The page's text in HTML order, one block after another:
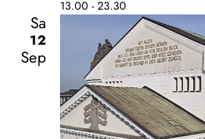
13.00 - 23.30
Sa
12
Sep